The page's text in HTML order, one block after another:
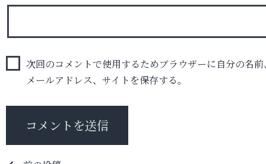
次回のコメントで使用するためブラウザーに自分の名前
メールアドレス、サイトを保存する。